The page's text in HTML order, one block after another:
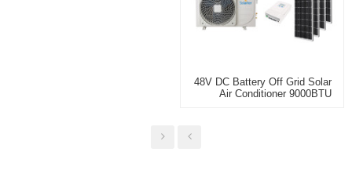
48V DC Battery Off Grid Solar
Air Conditioner 9000BTU